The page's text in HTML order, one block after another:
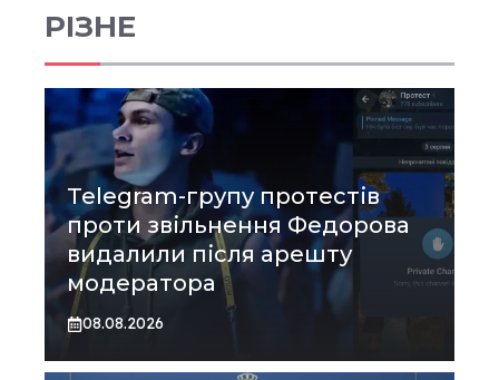
РІЗНЕ
Telegram-групу протестів
проти звільнення Федорова
видалили після арешту
модератора
08.08.2026